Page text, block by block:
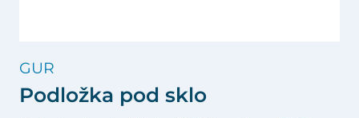
GUR
Podložka pod sklo